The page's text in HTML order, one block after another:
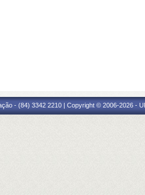
- (84) 3342 2210 | Copyright © 2006-2026 -